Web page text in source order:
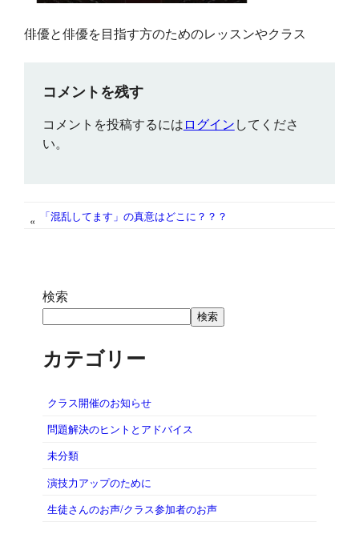
俳優と俳優を目指す方のためのレッスンやクラス
コメントを残す
コメントを投稿するにはログインしてくださ
い。
« 「混乱してます」の真意はどこに？？？
検索
検索
カテゴリー
クラス開催のお知らせ
問題解決のヒントとアドバイス
未分類
演技力アップのために
生徒さんのお声/クラス参加者のお声